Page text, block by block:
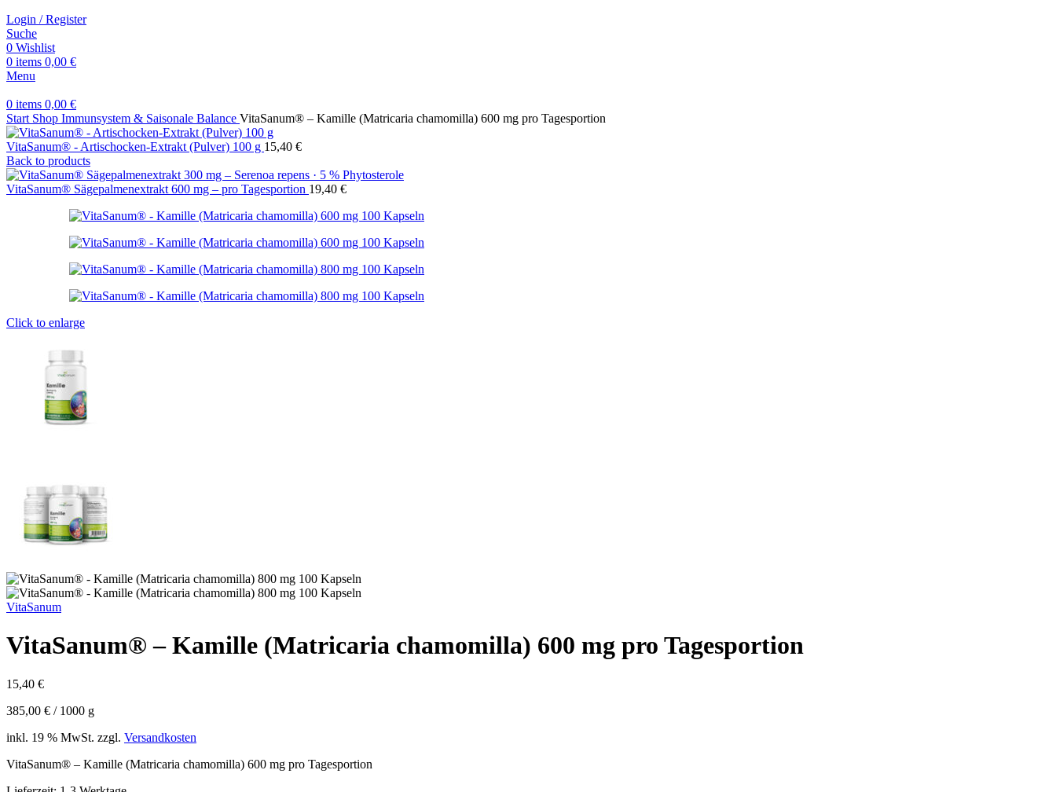
Login / Register
Suche
0 Wishlist
0 items 0,00 €
Menu
0 items 0,00 €
Start Shop Immunsystem & Saisonale Balance VitaSanum® – Kamille (Matricaria chamomilla) 600 mg pro Tagesportion
VitaSanum® - Artischocken-Extrakt (Pulver) 100 g 15,40 €
Back to products
VitaSanum® Sägepalmenextrakt 600 mg – pro Tagesportion 19,40 €
Click to enlarge
VitaSanum
VitaSanum® – Kamille (Matricaria chamomilla) 600 mg pro Tagesportion
15,40 €
385,00 € / 1000 g
inkl. 19 % MwSt. zzgl. Versandkosten
VitaSanum® – Kamille (Matricaria chamomilla) 600 mg pro Tagesportion